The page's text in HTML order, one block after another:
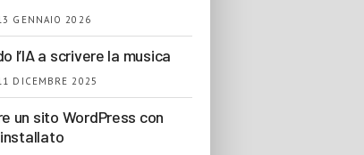
GENNAIO 2026
l’IA a scrivere la musica
DICEMBRE 2025
un sito WordPress con